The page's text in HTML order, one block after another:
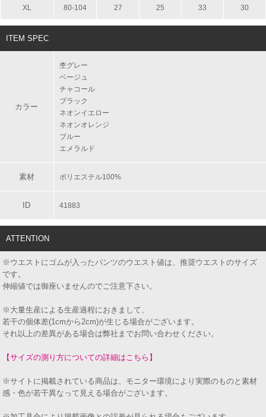
XL 80-104 27 25 33 30
ITEM SPEC
カラー
杢グレー
ベージュ
チャコール
ブラック
ネオンイエロー
ネオンオレンジ
ブルー
エメラルド
素材 ポリエステル100%
ID 41883
ATTENTION
※ウエストにゴムが入ったパンツのウエスト値は、推奨ウエストのサイズ
です。
伸縮値では御座いませんのでご注意下さい。
※大量生産による生産過程におきまして、
若干の個体差(1cmから2cm)が生じる場合がございます。
それ以上の差異がある場合は弊社までお問い合わせください。
【サイズの測り方についての詳細はこちら】
※サイトに掲載されている商品は、モニター環境により実際のものと素材
感・色が若干異なって見える場合がございます。